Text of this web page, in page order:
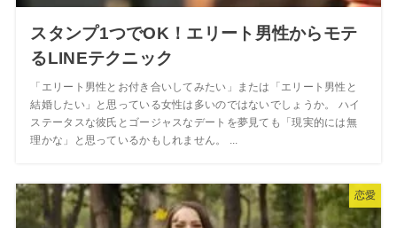
スタンプ1つでOK！エリート男性からモテ
るLINEテクニック
「エリート男性とお付き合いしてみたい」または「エリート男性と
結婚したい」と思っている女性は多いのではないでしょうか。 ハイ
ステータスな彼氏とゴージャスなデートを夢見ても「現実的には無
理かな」と思っているかもしれません。 ...
恋愛